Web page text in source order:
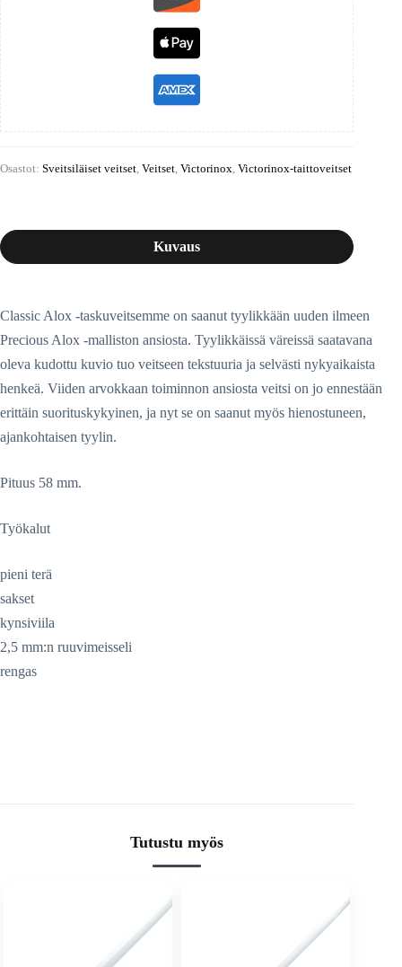
Osastot: Sveitsiläiset veitset, Veitset, Victorinox, Victorinox-taittoveitset
Kuvaus
Classic Alox -taskuveitsemme on saanut tyylikkään uuden ilmeen
Precious Alox -malliston ansiosta. Tyylikkäissä väreissä saatavana
oleva kudottu kuvio tuo veitseen tekstuuria ja selvästi nykyaikaista
henkeä. Viiden arvokkaan toiminnon ansiosta veitsi on jo ennestään
erittäin suorituskykyinen, ja nyt se on saanut myös hienostuneen,
ajankohtaisen tyylin.
Pituus 58 mm.
Työkalut
pieni terä
sakset
kynsiviila
2,5 mm:n ruuvimeisseli
rengas
Tutustu myös